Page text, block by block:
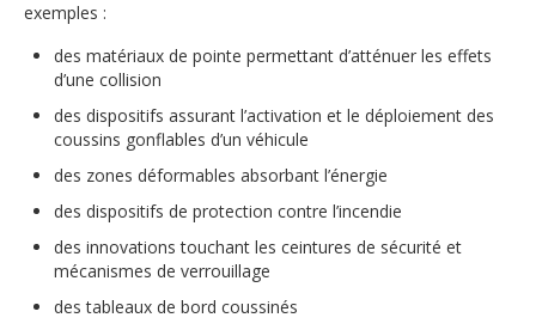
exemples :
des matériaux de pointe permettant d’atténuer les effets
d’une collision
des dispositifs assurant l’activation et le déploiement des
coussins gonflables d’un véhicule
des zones déformables absorbant l’énergie
des dispositifs de protection contre l’incendie
des innovations touchant les ceintures de sécurité et
mécanismes de verrouillage
des tableaux de bord coussinés